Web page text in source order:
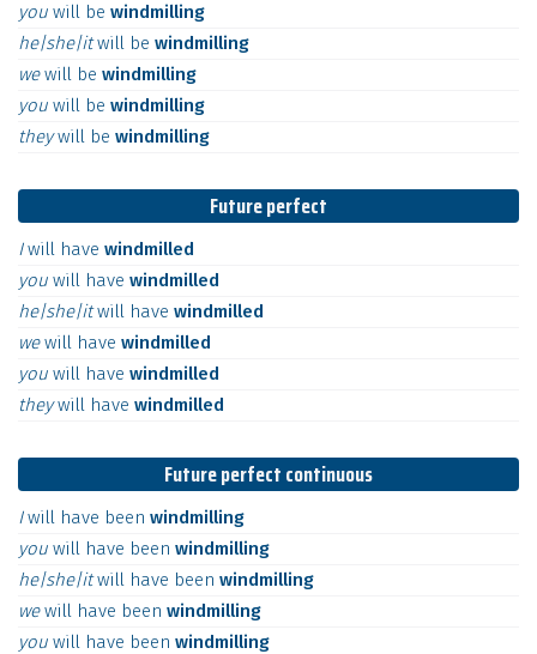
you will be windmilling
he|she|itwill be windmilling
wewill be windmilling
you will be windmilling
theywill be windmilling
Future perfect
Iwill have windmilled
you will have windmilled
he|she|itwill have windmilled
wewill have windmilled
you will have windmilled
theywill have windmilled
Future perfect continuous
Iwill have been windmilling
you will have been windmilling
he|she|itwill have been windmilling
wewill have been windmilling
you will have been windmilling